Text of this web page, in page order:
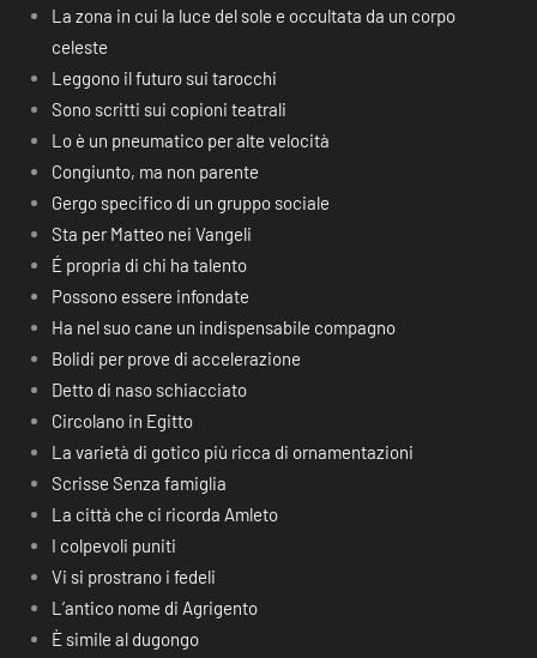
La zona in cui la luce del sole e occultata da un corpo
celeste
Leggono il futuro sui tarocchi
Sono scritti sui copioni teatrali
Lo è un pneumatico per alte velocità
Congiunto, ma non parente
Gergo specifico di un gruppo sociale
Sta per Matteo nei Vangeli
É propria di chi ha talento
Possono essere infondate
Ha nel suo cane un indispensabile compagno
Bolidi per prove di accelerazione
Detto di naso schiacciato
Circolano in Egitto
La varietà di gotico più ricca di ornamentazioni
Scrisse Senza famiglia
La città che ci ricorda Amleto
I colpevoli puniti
Vi si prostrano i fedeli
L’antico nome di Agrigento
È simile al dugongo